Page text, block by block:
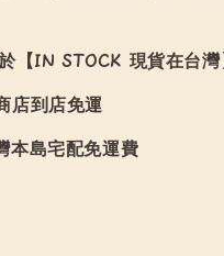
【IN STOCK 現貨在台灣
店到店免運
本島宅配免運費